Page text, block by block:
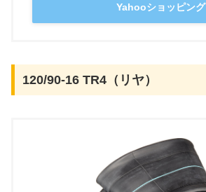
Yahooショッピング
120/90-16 TR4（リヤ）